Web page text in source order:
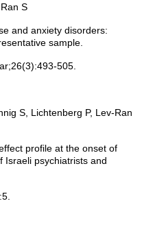
S
and anxiety disorders:
sample.
505.
S, Lichtenberg P, Lev-Ran
profile at the onset of
Israeli psychiatrists and